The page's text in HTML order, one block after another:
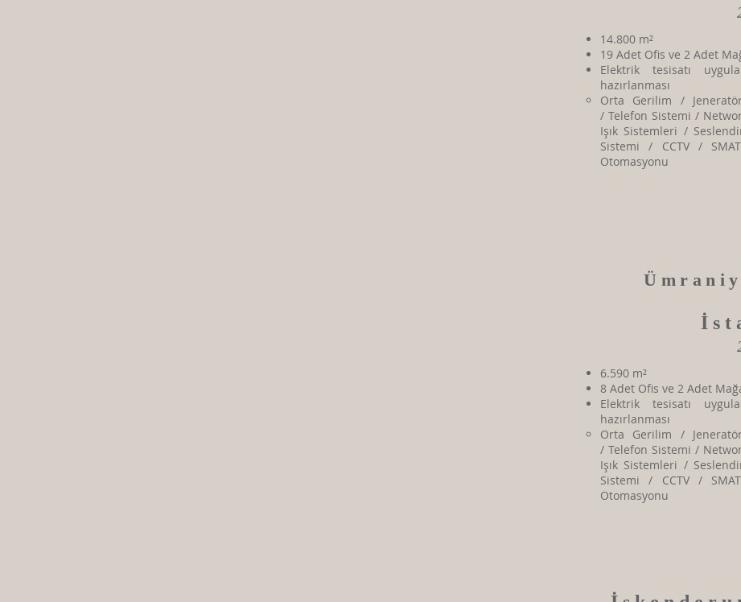
14.800 m²
19 Adet Ofis ve 2 Adet
Elektrik tesisatı
hazırlanması
​​Orta Gerilim /
/ Telefon Sistemi /
Işık Sistemleri /
Sistemi / CCTV /
Otomasyonu
6.590 m²
8 Adet Ofis ve 2 Adet
Elektrik tesisatı
hazırlanması
​Orta Gerilim /
/ Telefon Sistemi /
Işık Sistemleri /
Sistemi / CCTV /
Otomasyonu ​